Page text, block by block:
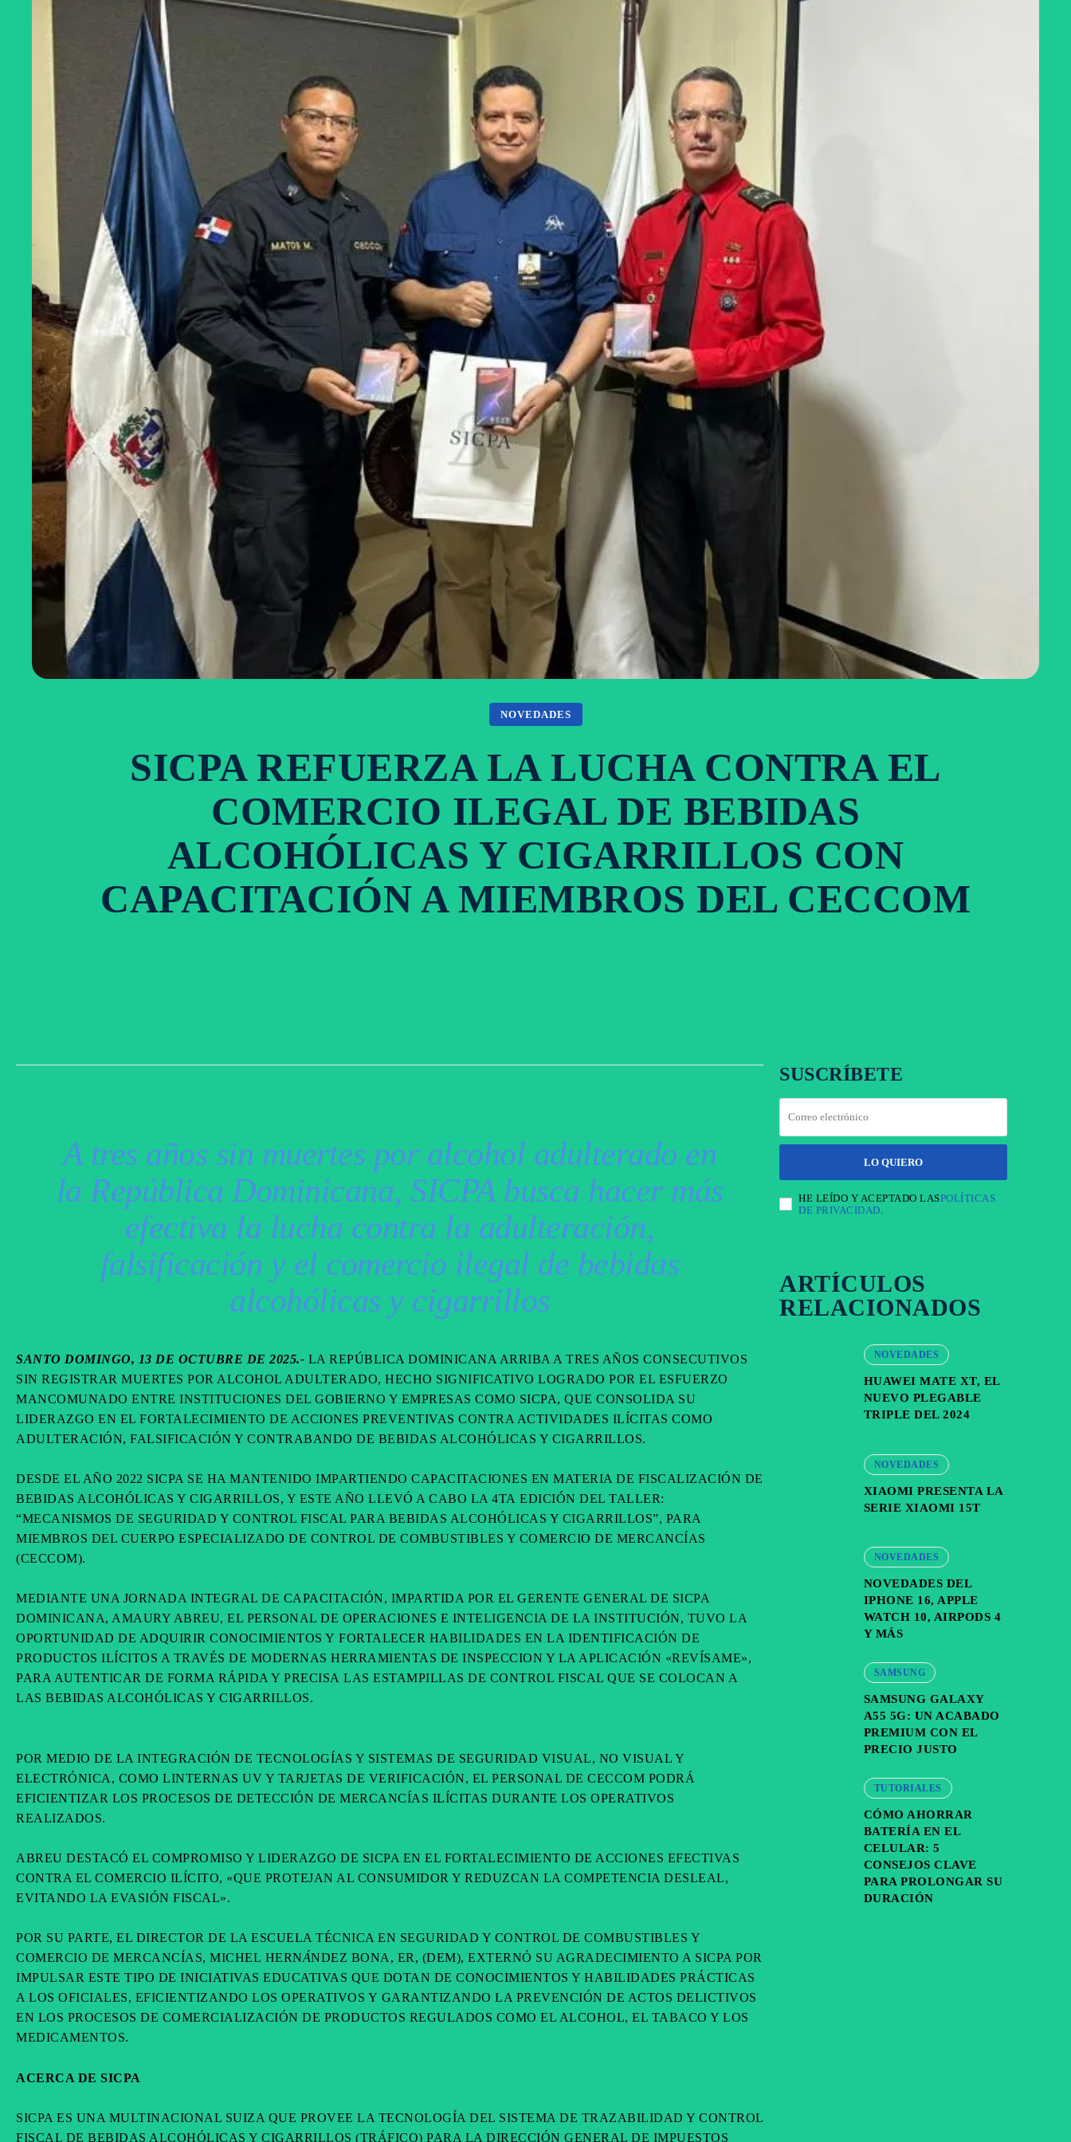
NOVEDADES
SICPA REFUERZA LA LUCHA CONTRA EL
COMERCIO ILEGAL DE BEBIDAS
ALCOHÓLICAS Y CIGARRILLOS CON
CAPACITACIÓN A MIEMBROS DEL CECCOM
A tres años sin muertes por alcohol adulterado en
la República Dominicana, SICPA busca hacer más
efectiva la lucha contra la adulteración,
falsificación y el comercio ilegal de bebidas
alcohólicas y cigarrillos
SANTO DOMINGO, 13 DE OCTUBRE DE 2025.- LA REPÚBLICA DOMINICANA ARRIBA A TRES AÑOS CONSECUTIVOS
SIN REGISTRAR MUERTES POR ALCOHOL ADULTERADO, HECHO SIGNIFICATIVO LOGRADO POR EL ESFUERZO
MANCOMUNADO ENTRE INSTITUCIONES DEL GOBIERNO Y EMPRESAS COMO SICPA, QUE CONSOLIDA SU
LIDERAZGO EN EL FORTALECIMIENTO DE ACCIONES PREVENTIVAS CONTRA ACTIVIDADES ILÍCITAS COMO
ADULTERACIÓN, FALSIFICACIÓN Y CONTRABANDO DE BEBIDAS ALCOHÓLICAS Y CIGARRILLOS.
DESDE EL AÑO 2022 SICPA SE HA MANTENIDO IMPARTIENDO CAPACITACIONES EN MATERIA DE FISCALIZACIÓN DE
BEBIDAS ALCOHÓLICAS Y CIGARRILLOS, Y ESTE AÑO LLEVÓ A CABO LA 4TA EDICIÓN DEL TALLER:
“MECANISMOS DE SEGURIDAD Y CONTROL FISCAL PARA BEBIDAS ALCOHÓLICAS Y CIGARRILLOS”, PARA
MIEMBROS DEL CUERPO ESPECIALIZADO DE CONTROL DE COMBUSTIBLES Y COMERCIO DE MERCANCÍAS
(CECCOM).
MEDIANTE UNA JORNADA INTEGRAL DE CAPACITACIÓN, IMPARTIDA POR EL GERENTE GENERAL DE SICPA
DOMINICANA, AMAURY ABREU, EL PERSONAL DE OPERACIONES E INTELIGENCIA DE LA INSTITUCIÓN, TUVO LA
OPORTUNIDAD DE ADQUIRIR CONOCIMIENTOS Y FORTALECER HABILIDADES EN LA IDENTIFICACIÓN DE
PRODUCTOS ILÍCITOS A TRAVÉS DE MODERNAS HERRAMIENTAS DE INSPECCION Y LA APLICACIÓN «REVÍSAME»,
PARA AUTENTICAR DE FORMA RÁPIDA Y PRECISA LAS ESTAMPILLAS DE CONTROL FISCAL QUE SE COLOCAN A
LAS BEBIDAS ALCOHÓLICAS Y CIGARRILLOS.
POR MEDIO DE LA INTEGRACIÓN DE TECNOLOGÍAS Y SISTEMAS DE SEGURIDAD VISUAL, NO VISUAL Y
ELECTRÓNICA, COMO LINTERNAS UV Y TARJETAS DE VERIFICACIÓN, EL PERSONAL DE CECCOM PODRÁ
EFICIENTIZAR LOS PROCESOS DE DETECCIÓN DE MERCANCÍAS ILÍCITAS DURANTE LOS OPERATIVOS
REALIZADOS.
ABREU DESTACÓ EL COMPROMISO Y LIDERAZGO DE SICPA EN EL FORTALECIMIENTO DE ACCIONES EFECTIVAS
CONTRA EL COMERCIO ILÍCITO, «QUE PROTEJAN AL CONSUMIDOR Y REDUZCAN LA COMPETENCIA DESLEAL,
EVITANDO LA EVASIÓN FISCAL».
POR SU PARTE, EL DIRECTOR DE LA ESCUELA TÉCNICA EN SEGURIDAD Y CONTROL DE COMBUSTIBLES Y
COMERCIO DE MERCANCÍAS, MICHEL HERNÁNDEZ BONA, ER, (DEM), EXTERNÓ SU AGRADECIMIENTO A SICPA POR
IMPULSAR ESTE TIPO DE INICIATIVAS EDUCATIVAS QUE DOTAN DE CONOCIMIENTOS Y HABILIDADES PRÁCTICAS
A LOS OFICIALES, EFICIENTIZANDO LOS OPERATIVOS Y GARANTIZANDO LA PREVENCIÓN DE ACTOS DELICTIVOS
EN LOS PROCESOS DE COMERCIALIZACIÓN DE PRODUCTOS REGULADOS COMO EL ALCOHOL, EL TABACO Y LOS
MEDICAMENTOS.
ACERCA DE SICPA
SICPA ES UNA MULTINACIONAL SUIZA QUE PROVEE LA TECNOLOGÍA DEL SISTEMA DE TRAZABILIDAD Y CONTROL
FISCAL DE BEBIDAS ALCOHÓLICAS Y CIGARRILLOS (TRÁFICO) PARA LA DIRECCIÓN GENERAL DE IMPUESTOS
SUSCRÍBETE
LO QUIERO
HE LEÍDO Y ACEPTADO LASPOLÍTICAS
DE PRIVACIDAD
ARTÍCULOS
RELACIONADOS
NOVEDADES
HUAWEI MATE XT, EL
NUEVO PLEGABLE
TRIPLE DEL 2024
NOVEDADES
XIAOMI PRESENTA LA
SERIE XIAOMI 15T
NOVEDADES
NOVEDADES DEL
IPHONE 16, APPLE
WATCH 10, AIRPODS 4
Y MÁS
SAMSUNG
SAMSUNG GALAXY
A55 5G: UN ACABADO
PREMIUM CON EL
PRECIO JUSTO
TUTORIALES
CÓMO AHORRAR
BATERÍA EN EL
CELULAR: 5
CONSEJOS CLAVE
PARA PROLONGAR SU
DURACIÓN